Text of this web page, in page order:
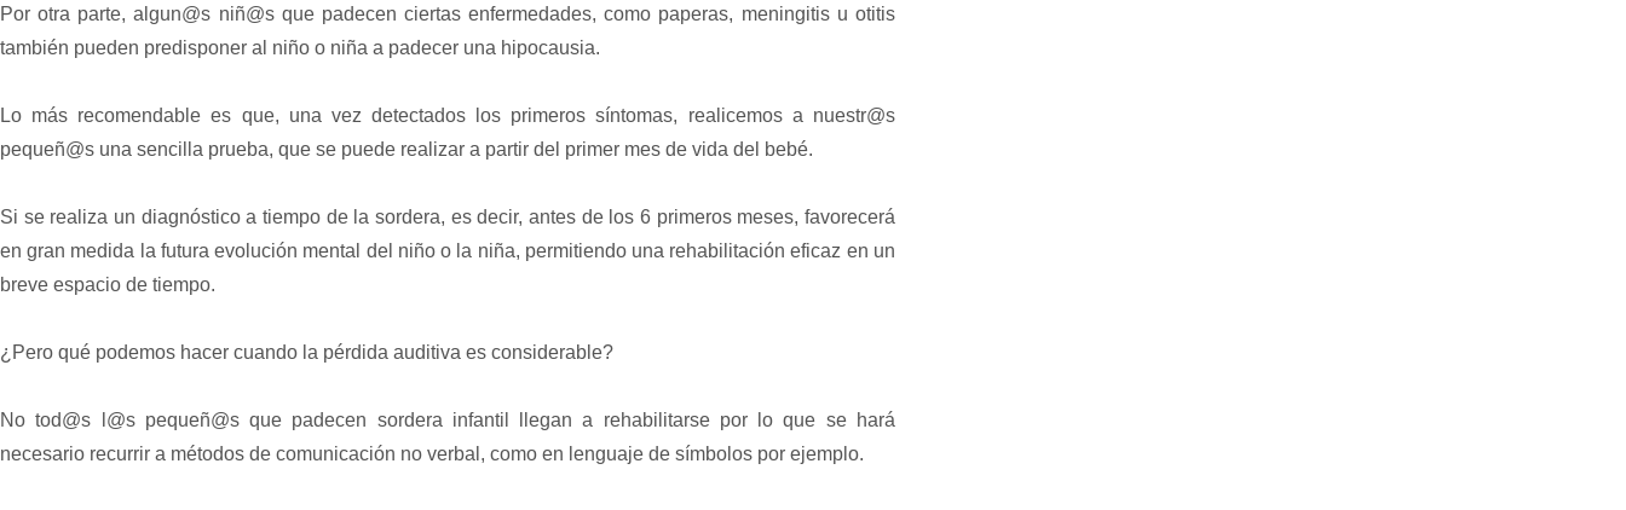
Por otra parte, algun@s niñ@s que padecen ciertas enfermedades, como paperas, meningitis u otitis
también pueden predisponer al niño o niña a padecer una hipocausia.
Lo más recomendable es que, una vez detectados los primeros síntomas, realicemos a nuestr@s
pequeñ@s una sencilla prueba, que se puede realizar a partir del primer mes de vida del bebé.
Si se realiza un diagnóstico a tiempo de la sordera, es decir, antes de los 6 primeros meses, favorecerá
en gran medida la futura evolución mental del niño o la niña, permitiendo una rehabilitación eficaz en un
breve espacio de tiempo.
¿Pero qué podemos hacer cuando la pérdida auditiva es considerable?
No tod@s l@s pequeñ@s que padecen sordera infantil llegan a rehabilitarse por lo que se hará
necesario recurrir a métodos de comunicación no verbal, como en lenguaje de símbolos por ejemplo.